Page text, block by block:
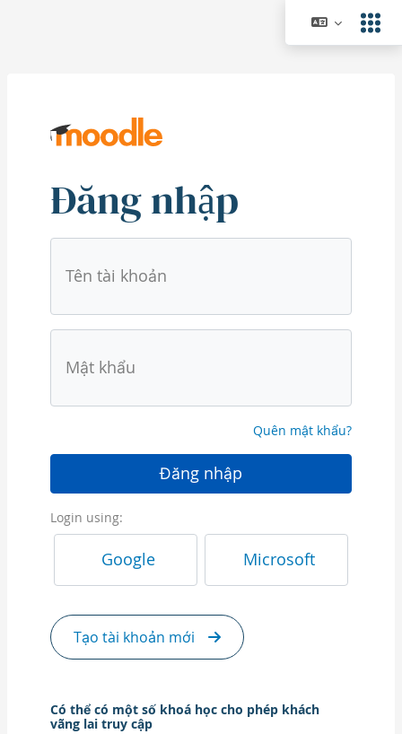
Đăng nhập
Bỏ qua đến việc tạo tài khoản mới
Tên tài khoản
Mật khẩu
Quên mật khẩu?
Đăng nhập
Login using:
Google Microsoft
Tạo tài khoản mới
Có thể có một số khoá học cho phép khách
vãng lai truy cập